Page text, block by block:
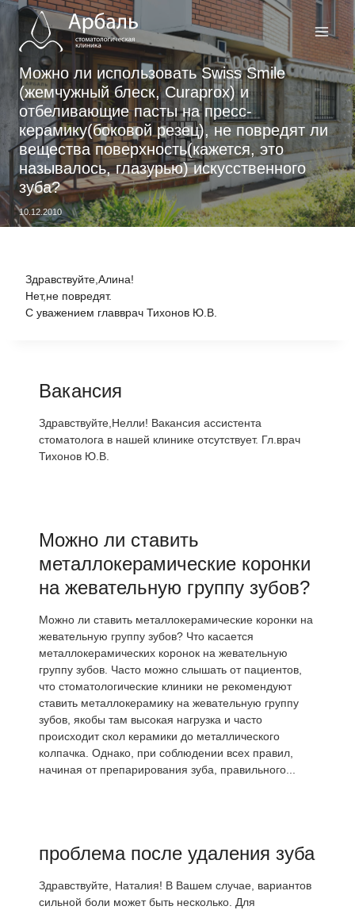
Перейти
содержимому
Можно ли использовать Swiss Smile
(жемчужный блеск, Сuraprox) и
отбеливающие пасты на пресс-
керамику(боковой резец), не повредят ли
вещества поверхность(кажется, это
называлось, глазурью) искусственного
зуба?
10.12.2010
Здравствуйте,Алина!
Нет,не повредят.
С уважением главврач Тихонов Ю.В.
Вакансия
Здравствуйте,Нелли! Вакансия ассистента
стоматолога в нашей клинике отсутствует. Гл.врач
Тихонов Ю.В.
Можно ли ставить
металлокерамические коронки
на жевательную группу зубов?
Можно ли ставить металлокерамические коронки на
жевательную группу зубов? Что касается
металлокерамических коронок на жевательную
группу зубов. Часто можно слышать от пациентов,
что стоматологические клиники не рекомендуют
ставить металлокерамику на жевательную группу
зубов, якобы там высокая нагрузка и часто
происходит скол керамики до металлического
колпачка. Однако, при соблюдении всех правил,
начиная от препарирования зуба, правильного...
проблема после удаления зуба
Здравствуйте, Наталия! В Вашем случае, вариантов
сильной боли может быть несколько. Для